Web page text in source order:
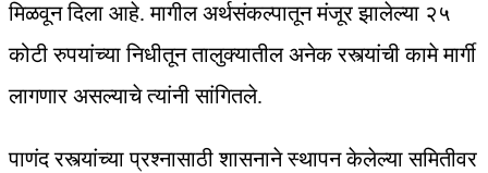
मिळवून दिला आहे. मागील अर्थसंकल्पातून मंजूर झालेल्या २५
कोटी रुपयांच्या निधीतून तालुक्यातील अनेक रस्त्यांची कामे मार्गी
लागणार असल्याचे त्यांनी सांगितले.
पाणंद रस्त्यांच्या प्रश्नासाठी शासनाने स्थापन केलेल्या समितीवर